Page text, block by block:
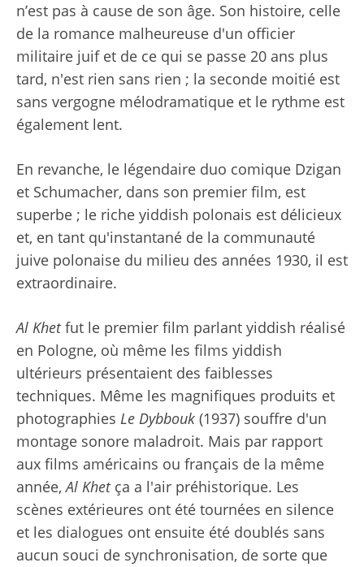
n’est pas à cause de son âge. Son histoire, celle
de la romance malheureuse d'un officier
militaire juif et de ce qui se passe 20 ans plus
tard, n'est rien sans rien ; la seconde moitié est
sans vergogne mélodramatique et le rythme est
également lent.
En revanche, le légendaire duo comique Dzigan
et Schumacher, dans son premier film, est
superbe ; le riche yiddish polonais est délicieux
et, en tant qu'instantané de la communauté
juive polonaise du milieu des années 1930, il est
extraordinaire.
Al Khetfut le premier film parlant yiddish réalisé
en Pologne, où même les films yiddish
ultérieurs présentaient des faiblesses
techniques. Même les magnifiques produits et
photographies Le Dybbouk (1937) souffre d'un
montage sonore maladroit. Mais par rapport
aux films américains ou français de la même
année,Al Khetça a l'air préhistorique. Les
scènes extérieures ont été tournées en silence
et les dialogues ont ensuite été doublés sans
aucun souci de synchronisation, de sorte que